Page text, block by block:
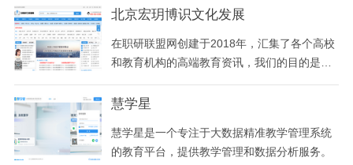
动力，突出特色创品牌”的办学思路，秉承“明
求卓越的工匠精神
北京宏玥博识文化发展
在职研联盟网创建于2018年，汇集了各个高校
和教育机构的高端教育资讯，我们的目的是为
主题的沟通对接桥梁。主要提供在职研究生、
fdba等类别的在职研究生招生简章、报考条
件、报名时间、报名入口等招生信息，为学员
慧学星
慧学星是一个专注于大数据精准教学管理系统
的教育平台，提供教学管理和数据分析服务。